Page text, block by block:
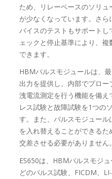
ため、リレーベースのソリ
が少なくなっています。さ
バイスのテストもサポート
ェックと停止基準により、
できます。
HBMパルスモジュールは、
出力を提供し、内部でプロ
洩電流測定を行う機能を備え
レス試験と故障試験を1つの
す。また、パルスモジュー
を入れ替えることができる
交差させる必要がありません。
ES650は、HBMパルスモジ
どのパルス試験、FICDM、